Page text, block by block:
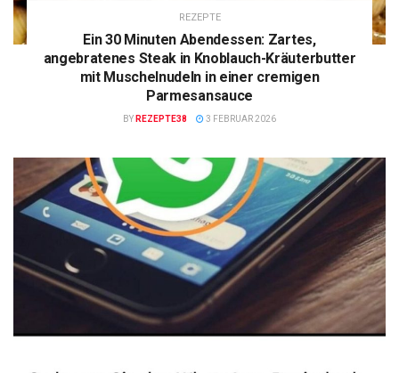
REZEPTE
Ein 30 Minuten Abendessen: Zartes,
angebratenes Steak in Knoblauch-Kräuterbutter
mit Muschelnudeln in einer cremigen
Parmesansauce
BY REZEPTE38 3 FEBRUAR 2026